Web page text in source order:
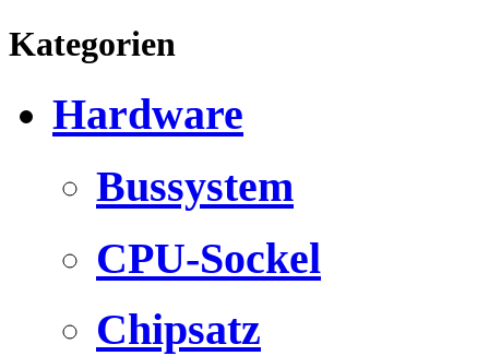
Kategorien
Hardware
Bussystem
CPU-Sockel
Chipsatz